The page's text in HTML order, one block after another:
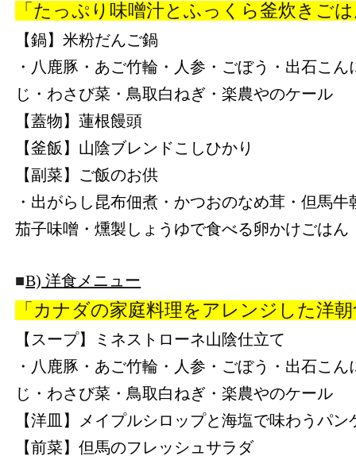
「たっぷり味噌汁とふっくら釜炊きご
【鍋】米粉だんご鍋
・八鹿豚・あご竹輪・人参・ごぼう・出石こ
じ・わさび菜・鳥取白ねぎ・楽農やのケール
【蓋物】蓮根饅頭
【釜飯】山陰ブレンドこしひかり
【副菜】ご飯のお供
・出がらし昆布佃煮・かつおのなめ茸・但馬
茄子味噌・燻製しょうゆで食べる卵かけごはん
■B) 洋食メニュー
「カナダの家庭料理をアレンジした洋
【スープ】ミネストローネ山陰仕立て
・八鹿豚・あご竹輪・人参・ごぼう・出石こ
じ・わさび菜・鳥取白ねぎ・楽農やのケール
【洋皿】メイプルシロップと海塩で味わうパン
【前菜】但馬のフレッシュサラダ